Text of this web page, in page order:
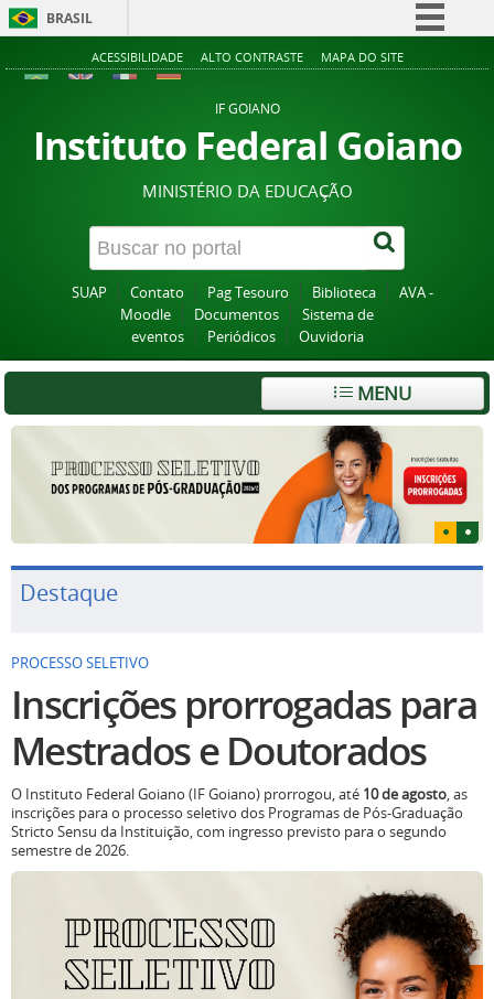
BRASIL
Simplifique!
Acesso à informação
Legislação
Canais
ACESSIBILIDADE ALTO CONTRASTE MAPA DO SITE
IF GOIANO
Instituto Federal Goiano
MINISTÉRIO DA EDUCAÇÃO
SUAP Contato Pag Tesouro Biblioteca
AVA -
Moodle
Documentos
Sistema de
eventos
Periódicos Ouvidoria
MENU
Destaque
PROCESSO SELETIVO
Inscrições prorrogadas para
Mestrados e Doutorados
O Instituto Federal Goiano (IF Goiano) prorrogou, até 10 de agosto, as
inscrições para o processo seletivo dos Programas de Pós-Graduação
Stricto Sensu da Instituição, com ingresso previsto para o segundo
semestre de 2026.